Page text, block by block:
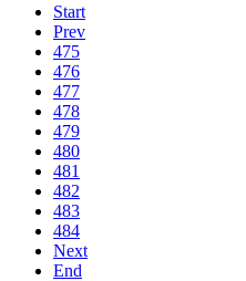
Start
Prev
475
476
477
478
479
480
481
482
483
484
Next
End